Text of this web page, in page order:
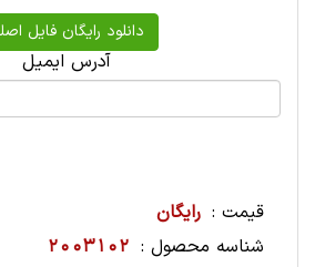
آدرس ایمیل
قیمت : رایگان
شناسه محصول : 2003102